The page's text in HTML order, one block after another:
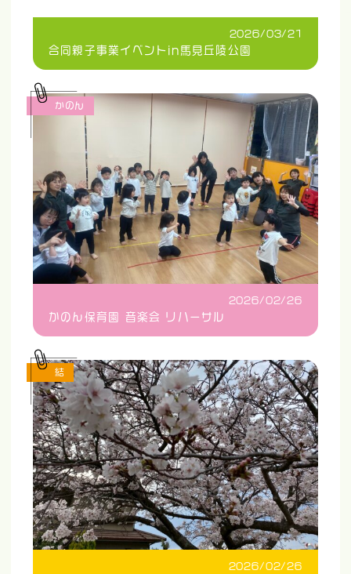
2026/03/21
合同親子事業イベントin馬見丘陵公園
2026/02/26
かのん保育園 音楽会 リハーサル
かのん
2026/02/26
結